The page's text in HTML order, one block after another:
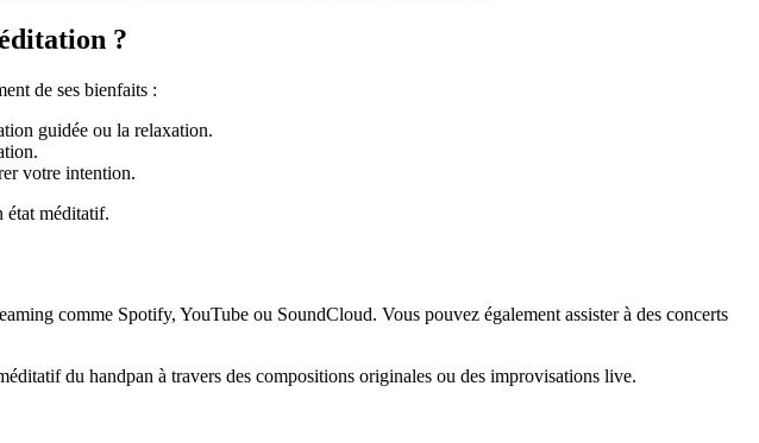
?
de ses bienfaits :
guidée ou la relaxation.
votre intention.
état méditatif.
comme Spotify, YouTube ou SoundCloud. Vous pouvez également assister à des concerts
du handpan à travers des compositions originales ou des improvisations live.